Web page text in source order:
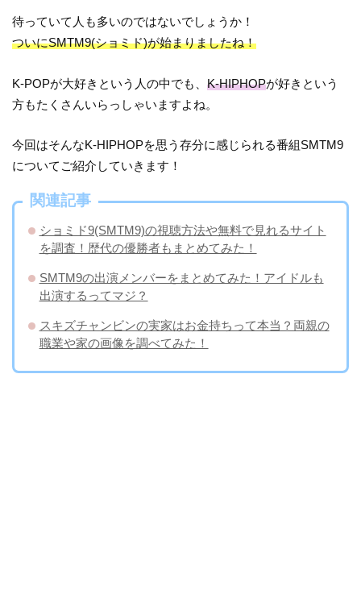
待っていて人も多いのではないでしょうか！
ついにSMTM9(ショミド)が始まりましたね！
K-POPが大好きという人の中でも、K-HIPHOPが好きという
方もたくさんいらっしゃいますよね。
今回はそんなK-HIPHOPを思う存分に感じられる番組SMTM9
についてご紹介していきます！
関連記事
ショミド9(SMTM9)の視聴方法や無料で見れるサイト
を調査！歴代の優勝者もまとめてみた！
SMTM9の出演メンバーをまとめてみた！アイドルも
出演するってマジ？
スキズチャンビンの実家はお金持ちって本当？両親の
職業や家の画像を調べてみた！